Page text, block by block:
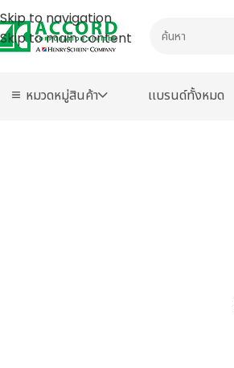
Skip to navigation
Skip to main content
หมวดหมู่สินค้า เเบรนด์ทั้งหมด